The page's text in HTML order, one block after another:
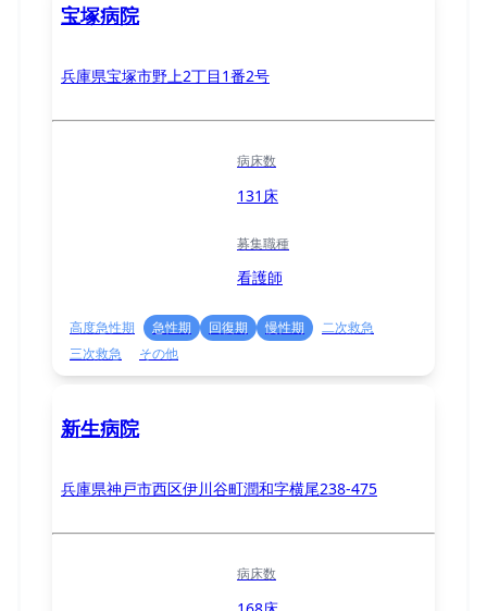
宝塚病院
兵庫県宝塚市野上2丁目1番2号
病床数
131床
募集職種
看護師
高度急性期 急性期 回復期 慢性期
二次救急
三次救急
その他
新生病院
兵庫県神戸市西区伊川谷町潤和字横尾238-475
病床数